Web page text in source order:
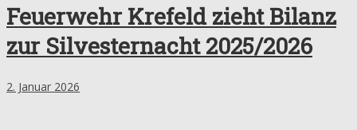
Feuerwehr Krefeld zieht Bilanz
zur Silvesternacht 2025/2026
2. Januar 2026